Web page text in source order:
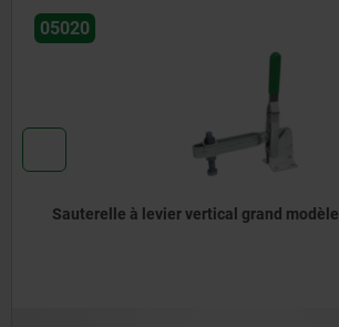
05020
Sauterelle à levier vertical grand modèle